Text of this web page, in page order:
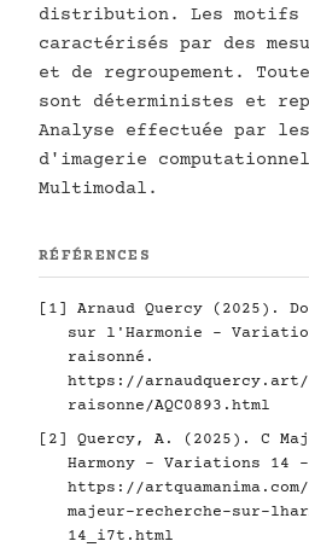
distribution. Les motifs
caractérisés par des
et de regroupement.
sont déterministes et
Analyse effectuée par les
d'imagerie
Multimodal.
RÉFÉRENCES
[1] Arnaud Quercy (2025).
sur l'Harmonie -
raisonné.
https://arnaudquercy.art/
raisonne/AQC0893.html
[2] Quercy, A. (2025). C
Harmony - Variations 14
https://
majeur-recherche-sur-
14_i7t.html